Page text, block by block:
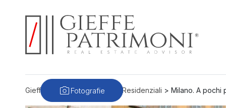
Gieffe Patrimoni>Immobili Residenziali > Milano. A pochi
Fotografie